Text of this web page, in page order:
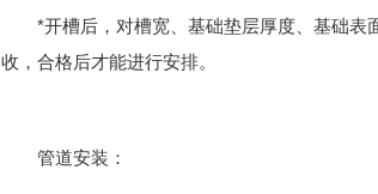
*开槽后，对槽宽、基础垫层厚度、基础
收，合格后才能进行安排。
管道安装：